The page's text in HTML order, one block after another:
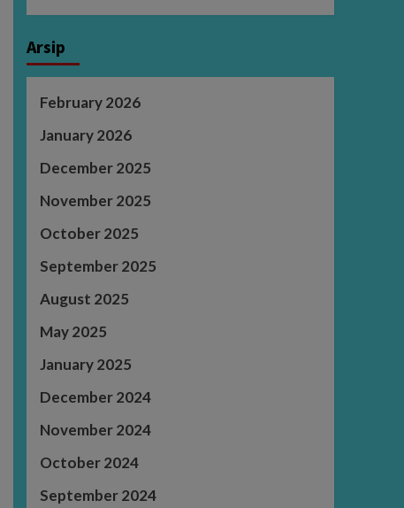
Arsip
February 2026
January 2026
December 2025
November 2025
October 2025
September 2025
August 2025
May 2025
January 2025
December 2024
November 2024
October 2024
September 2024